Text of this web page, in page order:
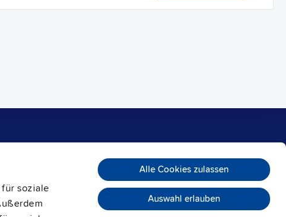
soziale
Alle Cookies zulassen
Auswahl erlauben
PULS GmbH
81925 München
Deutschland